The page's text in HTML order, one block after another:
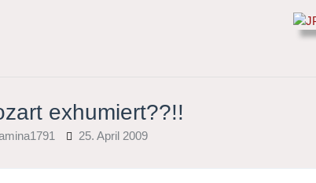
exhumiert??!!
25. April 2009